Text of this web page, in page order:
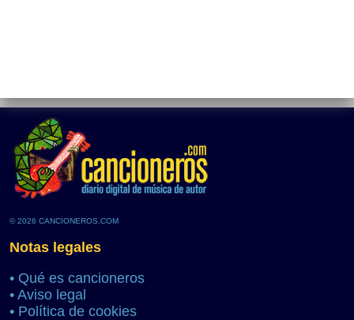
© 2026 CANCIONEROS.COM
Notas legales
• Qué es cancioneros
• Aviso legal
• Política de cookies